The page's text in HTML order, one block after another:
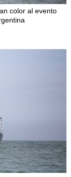
color al evento